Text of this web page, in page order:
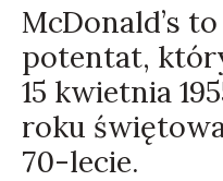
McDonald’s
potentat,
15 kwietnia
roku
70-lecie.